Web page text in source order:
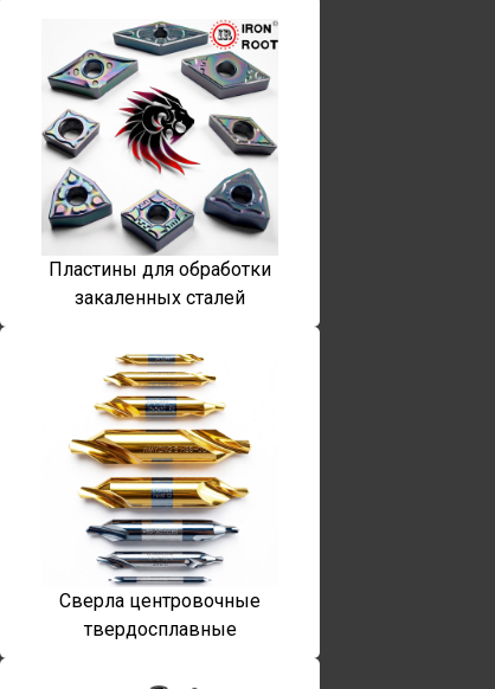
Пластины для обработки
закаленных сталей
Сверла центровочные
твердосплавные